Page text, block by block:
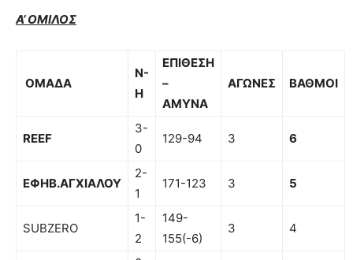
Α’ ΟΜΙΛΟΣ
ΟΜΑΔΑ
Ν-
Η
ΕΠΙΘΕΣΗ
–
ΑΜΥΝΑ
ΑΓΩΝΕΣ ΒΑΘΜΟΙ
REEF
3-
0
129-94 3 6
ΕΦΗΒ.ΑΓΧΙΑΛΟΥ
2-
1
171-123 3 5
SUBZERO
1-
2
149-
155(-6)
3 4